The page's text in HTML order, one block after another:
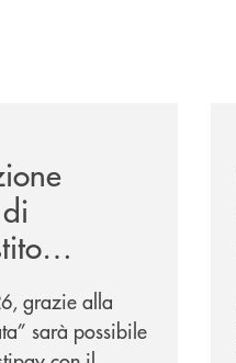
in due
grazie alla
sarà possibile